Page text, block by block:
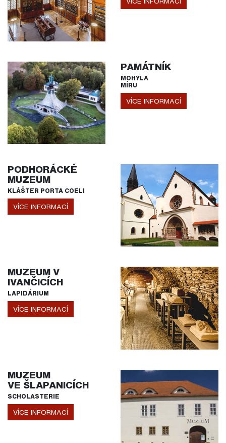
PAMÁTNÍK
MOHYLA
MÍRU
VÍCE INFORMACÍ
PODHORÁCKÉ
MUZEUM
KLÁŠTER PORTA COELI
VÍCE INFORMACÍ
MUZEUM V
IVANČICÍCH
LAPIDÁRIUM
VÍCE INFORMACÍ
MUZEUM
VE ŠLAPANICÍCH
SCHOLASTERIE
VÍCE INFORMACÍ